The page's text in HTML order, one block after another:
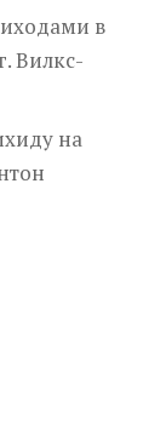
в
Вилкс-
на